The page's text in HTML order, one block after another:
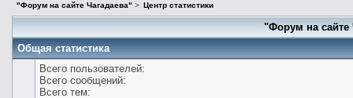
"Форум на сайте Чагадаева" > Центр статистики
"Форум на сайте
Общая статистика
Всего пользователей:
Всего сообщений:
Всего тем: